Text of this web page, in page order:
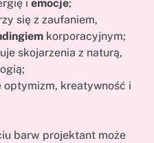
i emocje;
się z zaufaniem,
korporacyjnym;
skojarzenia z naturą,
optymizm, kreatywność i
barw projektant może